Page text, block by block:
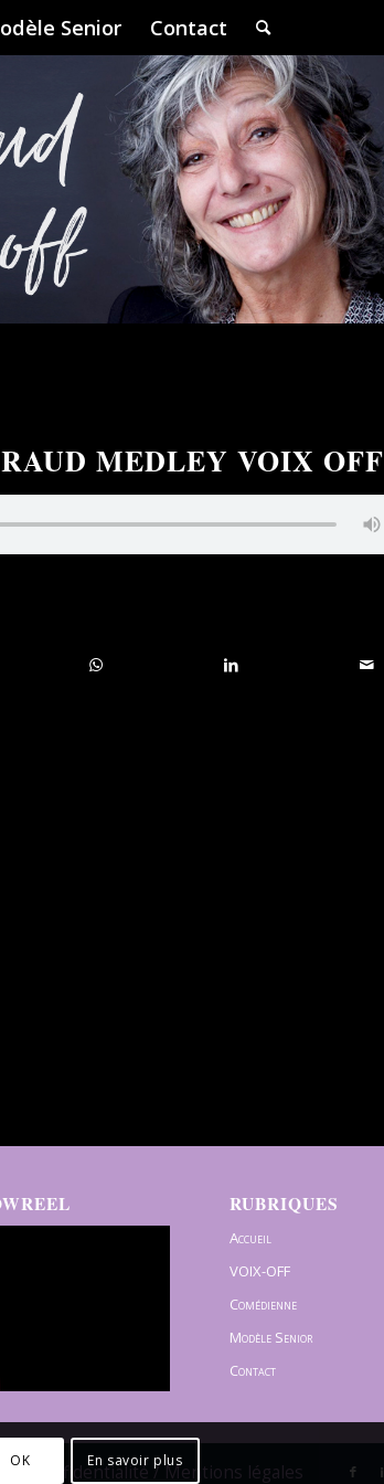
Senior Contact
MEDLEY VOIX OFF
RUBRIQUES
Accueil
VOIX-OFF
Comédienne
Modèle Senior
Contact
Confidentialité / Mentions légales
OK En savoir plus